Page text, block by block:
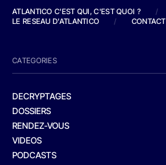
ATLANTICO C'EST QUI, C'EST QUOI ?
/
LE RESEAU D'ATLANTICO
/ CONTACT
CATEGORIES
DECRYPTAGES
DOSSIERS
RENDEZ-VOUS
VIDEOS
PODCASTS